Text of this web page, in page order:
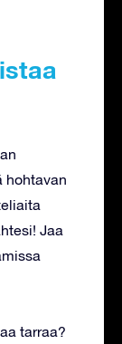
hohtavan
Jaa
tarraa?